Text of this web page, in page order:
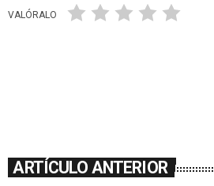
VALÓRALO
ARTÍCULO ANTERIOR